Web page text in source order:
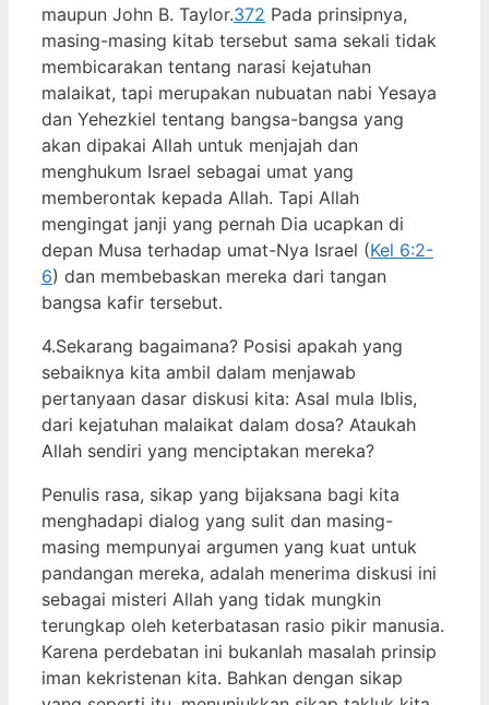
maupun John B. Taylor.372 Pada prinsipnya,
masing-masing kitab tersebut sama sekali tidak
membicarakan tentang narasi kejatuhan
malaikat, tapi merupakan nubuatan nabi Yesaya
dan Yehezkiel tentang bangsa-bangsa yang
akan dipakai Allah untuk menjajah dan
menghukum Israel sebagai umat yang
memberontak kepada Allah. Tapi Allah
mengingat janji yang pernah Dia ucapkan di
depan Musa terhadap umat-Nya Israel (Kel 6:2-
6) dan membebaskan mereka dari tangan
bangsa kafir tersebut.
4.Sekarang bagaimana? Posisi apakah yang
sebaiknya kita ambil dalam menjawab
pertanyaan dasar diskusi kita: Asal mula Iblis,
dari kejatuhan malaikat dalam dosa? Ataukah
Allah sendiri yang menciptakan mereka?
Penulis rasa, sikap yang bijaksana bagi kita
menghadapi dialog yang sulit dan masing-
masing mempunyai argumen yang kuat untuk
pandangan mereka, adalah menerima diskusi ini
sebagai misteri Allah yang tidak mungkin
terungkap oleh keterbatasan rasio pikir manusia.
Karena perdebatan ini bukanlah masalah prinsip
iman kekristenan kita. Bahkan dengan sikap